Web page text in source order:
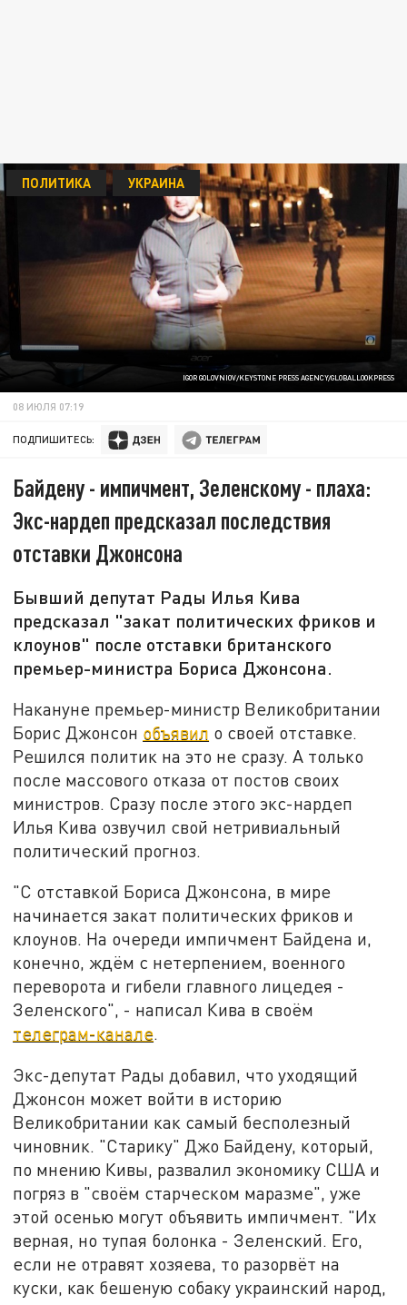
IGOR GOLOVNIOV/KEYSTONE PRESS AGENCY/GLOBALLOOKPRESS
ПОЛИТИКА УКРАИНА
08 ИЮЛЯ 07:19
ПОДПИШИТЕСЬ:
Байдену - импичмент, Зеленскому - плаха:
Экс-нардеп предсказал последствия
отставки Джонсона
Бывший депутат Рады Илья Кива
предсказал "закат политических фриков и
клоунов" после отставки британского
премьер-министра Бориса Джонсона.
Накануне премьер-министр Великобритании
Борис Джонсон объявил о своей отставке.
Решился политик на это не сразу. А только
после массового отказа от постов своих
министров. Сразу после этого экс-нардеп
Илья Кива озвучил свой нетривиальный
политический прогноз.
"С отставкой Бориса Джонсона, в мире
начинается закат политических фриков и
клоунов. На очереди импичмент Байдена и,
конечно, ждём с нетерпением, военного
переворота и гибели главного лицедея -
Зеленского", - написал Кива в своём
телеграм-канале.
Экс-депутат Рады добавил, что уходящий
Джонсон может войти в историю
Великобритании как самый бесполезный
чиновник. "Старику" Джо Байдену, который,
по мнению Кивы, развалил экономику США и
погряз в "своём старческом маразме", уже
этой осенью могут объявить импичмент. "Их
верная, но тупая болонка - Зеленский. Его,
если не отравят хозяева, то разорвёт на
куски, как бешеную собаку украинский народ,